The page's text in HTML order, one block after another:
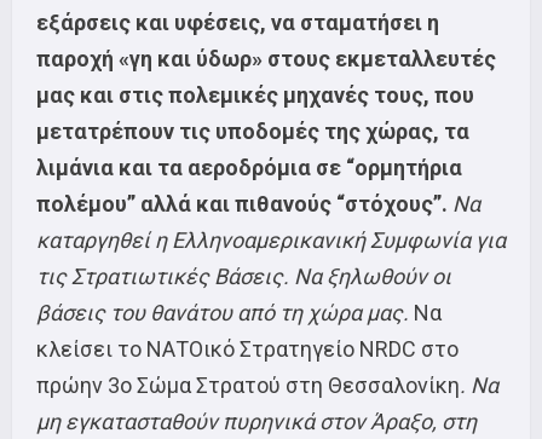
εξάρσεις και υφέσεις, να σταματήσει η
παροχή «γη και ύδωρ» στους εκμεταλλευτές
μας και στις πολεμικές μηχανές τους, που
μετατρέπουν τις υποδομές της χώρας, τα
λιμάνια και τα αεροδρόμια σε “ορμητήρια
πολέμου” αλλά και πιθανούς “στόχους”. Να
καταργηθεί η Ελληνοαμερικανική Συμφωνία για
τις Στρατιωτικές Βάσεις. Να ξηλωθούν οι
βάσεις του θανάτου από τη χώρα μας. Να
κλείσει το ΝΑΤΟικό Στρατηγείο NRDC στο
πρώην 3ο Σώμα Στρατού στη Θεσσαλονίκη. Να
μη εγκατασταθούν πυρηνικά στον Άραξο, στη